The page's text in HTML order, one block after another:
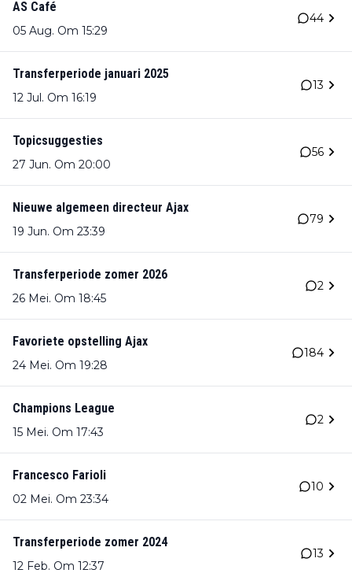
AS Café
05 Aug. Om 15:29
44
Transferperiode januari 2025
12 Jul. Om 16:19
13
Topicsuggesties
27 Jun. Om 20:00
56
Nieuwe algemeen directeur Ajax
19 Jun. Om 23:39
79
Transferperiode zomer 2026
26 Mei. Om 18:45
2
Favoriete opstelling Ajax
24 Mei. Om 19:28
184
Champions League
15 Mei. Om 17:43
2
Francesco Farioli
02 Mei. Om 23:34
10
Transferperiode zomer 2024
12 Feb. Om 12:37
13